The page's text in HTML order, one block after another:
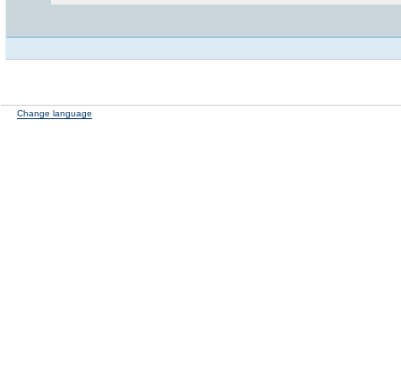
Change language